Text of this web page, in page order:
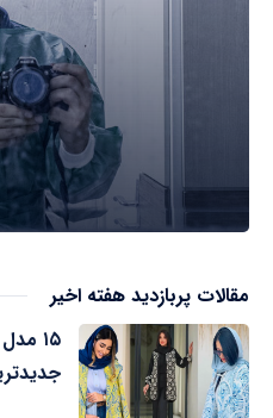
مقالات پربازدید هفته اخیر